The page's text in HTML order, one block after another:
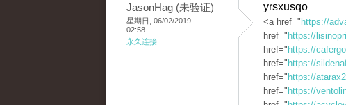
JasonHag (未验证)
星期日, 06/02/2019 -
02:58
永久连接
yrsxusqo
<a href=" https://
href=" https://
href=" https://
href=" https://
href=" https://
href=" https://